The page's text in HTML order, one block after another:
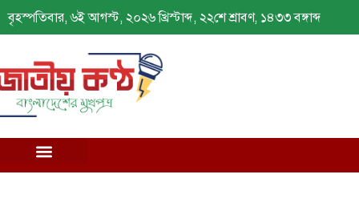
বৃহস্পতিবার, ৬ই আগস্ট, ২০২৬ খ্রিস্টাব্দ, ২২শে শ্রাবণ, ১৪৩৩ বঙ্গাব্দ